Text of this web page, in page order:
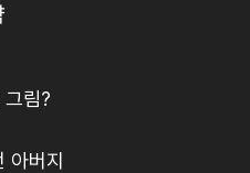
림?
아버지